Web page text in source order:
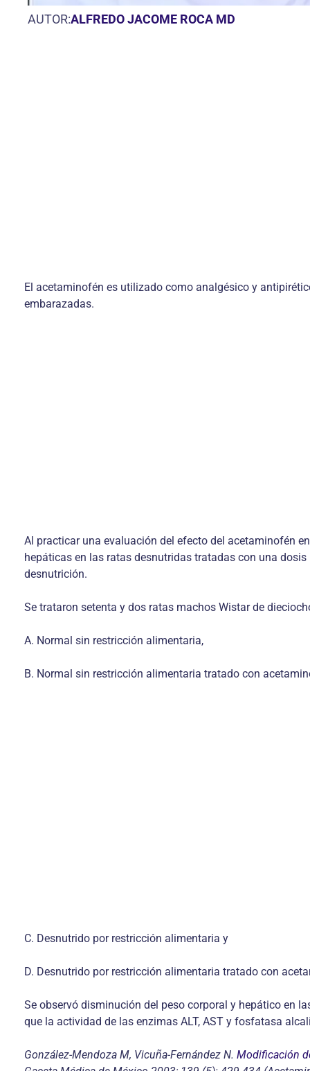
AUTOR:ALFREDO JACOME ROCA MD
El acetaminofén es utilizado como analgésico y
embarazadas.
Al practicar una evaluación del efecto del acetaminofén
hepáticas en las ratas desnutridas tratadas con una
desnutrición.
Se trataron setenta y dos ratas machos Wistar de
A. Normal sin restricción alimentaria,
B. Normal sin restricción alimentaria tratado con
C. Desnutrido por restricción alimentaria y
D. Desnutrido por restricción alimentaria tratado con
Se observó disminución del peso corporal y hepático en
que la actividad de las enzimas ALT, AST y fosfatasa
González-Mendoza M, Vicuña-Fernández N. Modificación